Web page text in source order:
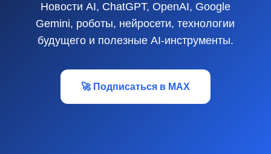
Новости AI, ChatGPT, OpenAI, Google
Gemini, роботы, нейросети, технологии
будущего и полезные AI‑инструменты.
🚀 Подписаться в MAX